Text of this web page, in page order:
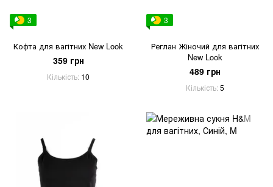
3
Кофта для вагітних New Look
359 грн
Кількість 10
3
Реглан Жіночий для вагітних
New Look
489 грн
Кількість 5